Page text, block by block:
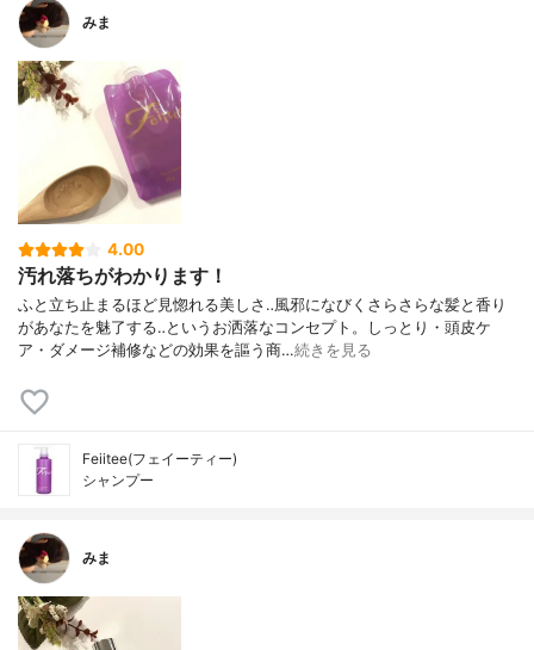
みま
4.00
汚れ落ちがわかります！
ふと立ち止まるほど見惚れる美しさ‥風邪になびくさらさらな髪と香り
があなたを魅了する‥というお洒落なコンセプト。しっとり・頭皮ケ
ア・ダメージ補修などの効果を謳う商…続きを見る
Feiitee(フェイーティー)
シャンプー
みま